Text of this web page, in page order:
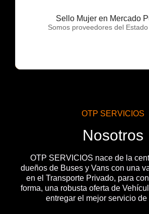
Sello Mujer en Mercado
Somos proveedores del Estado
OTP Servicios
OTP SERVICIOS
Nosotros
OTP SERVICIOS nace de la
dueños de Buses y Vans con una
en el Transporte Privado, para
forma, una robusta oferta de
entregar el mejor servicio de